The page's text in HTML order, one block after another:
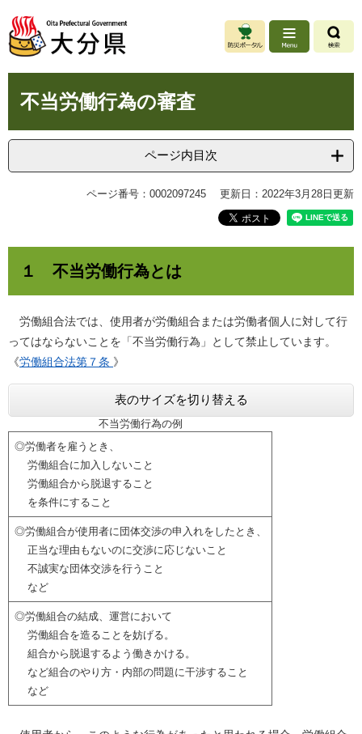
ジ
先
。
ュ
を
て
不当労働行為の審査
ページ内目次
ページ番号：0002097245 更新日：2022年3月28日更新
１ 不当労働行為とは
労働組合法では、使用者が労働組合または労働者個人に対して行
ってはならないことを「不当労働行為」として禁止しています。
《労働組合法第７条 》
表のサイズを切り替える
不当労働行為の例
◎労働者を雇うとき、
労働組合に加入しないこと
労働組合から脱退すること
を条件にすること
◎労働組合が使用者に団体交渉の申入れをしたとき、
正当な理由もないのに交渉に応じないこと
不誠実な団体交渉を行うこと
など
◎労働組合の結成、運営において
労働組合を造ることを妨げる。
組合から脱退するよう働きかける。
など組合のやり方・内部の問題に干渉すること
など